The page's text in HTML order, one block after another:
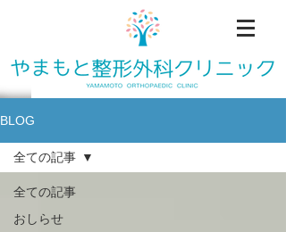
BLOG
全ての記事
おしらせ
全ての記事